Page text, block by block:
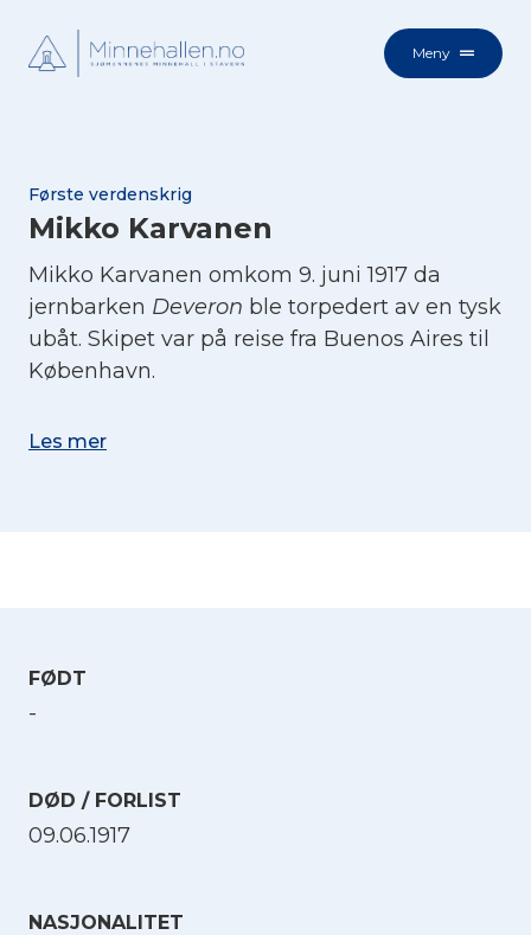
Meny
Første verdenskrig
Mikko Karvanen
Mikko Karvanen omkom 9. juni 1917 da
jernbarken Deveron ble torpedert av en tysk
ubåt. Skipet var på reise fra Buenos Aires til
København.
Les mer
FØDT
-
DØD / FORLIST
09.06.1917
NASJONALITET